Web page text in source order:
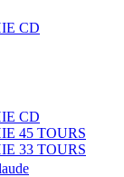
CD
CD
45 TOURS
33 TOURS